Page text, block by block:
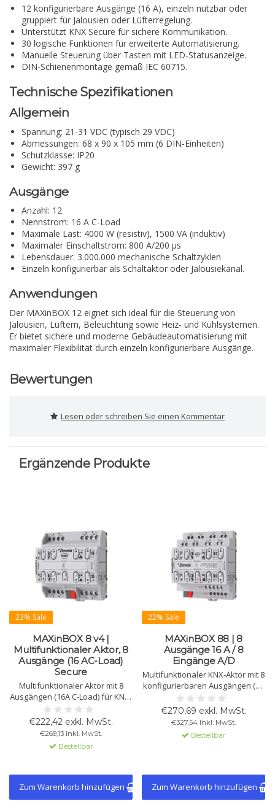
12 konfigurierbare Ausgänge (16 A), einzeln nutzbar oder
gruppiert für Jalousien oder Lüfterregelung.
Unterstützt KNX Secure für sichere Kommunikation.
30 logische Funktionen für erweiterte Automatisierung.
Manuelle Steuerung über Tasten mit LED-Statusanzeige.
DIN-Schienenmontage gemäß IEC 60715.
Technische Spezifikationen
Allgemein
Spannung: 21-31 VDC (typisch 29 VDC)
Abmessungen: 68 x 90 x 105 mm (6 DIN-Einheiten)
Schutzklasse: IP20
Gewicht: 397 g
Ausgänge
Anzahl: 12
Nennstrom: 16 A C-Load
Maximale Last: 4000 W (resistiv), 1500 VA (induktiv)
Maximaler Einschaltstrom: 800 A/200 µs
Lebensdauer: 3.000.000 mechanische Schaltzyklen
Einzeln konfigurierbar als Schaltaktor oder Jalousiekanal.
Anwendungen
Der MAXinBOX 12 eignet sich ideal für die Steuerung von
Jalousien, Lüftern, Beleuchtung sowie Heiz- und Kühlsystemen.
Er bietet sichere und moderne Gebäudeautomatisierung mit
maximaler Flexibilität durch einzeln konfigurierbare Ausgänge.
Bewertungen
Lesen oder schreiben Sie einen Kommentar
Ergänzende Produkte
23% Sale
MAXinBOX 8 v4 |
Multifunktionaler Aktor, 8
Ausgänge (16 AC-Load)
Secure
Multifunktionaler Aktor mit 8
Ausgängen (16A C-Load) für KNX-
Systeme. Geeignet für Jalousien,
Einzelkanäle und 2-Leiter-
Gebläsekonvektoren. KNX
Secure-kompatibel.
€222,42 exkl. MwSt.
€269,13 Inkl. MwSt.
Bestellbar
Zum Warenkorb hinzufügen
22% Sale
MAXinBOX 88 | 8
Ausgänge 16 A / 8
Eingänge A/D
Multifunktionaler KNX-Aktor mit 8
konfigurierbaren Ausgängen (16
A C-Load) und 8
analogen/digitalen Eingängen.
Ausgänge einzeln als
Schaltaktor nutzbar. Geeignet
für Jalousien, Heizung und KNX
€270,69 exkl. MwSt.
€327,54 Inkl. MwSt.
Bestellbar
Zum Warenkorb hinzufügen